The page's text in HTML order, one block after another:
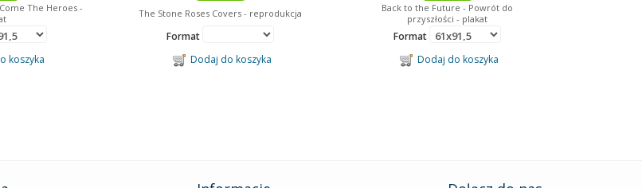
The Heroes -
koszyka
The Stone Roses Covers - reprodukcja
Format
Dodaj do koszyka
Back to the Future - Powrót do
przyszłości - plakat
Format
Dodaj do koszyka